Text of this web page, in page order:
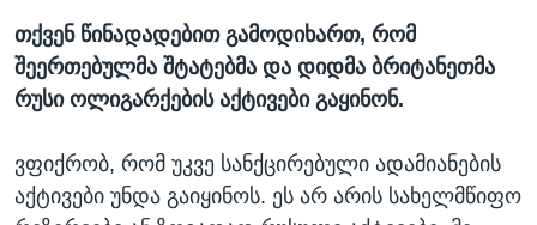
თქვენ წინადადებით გამოდიხართ, რომ
შეერთებულმა შტატებმა და დიდმა ბრიტანეთმა
რუსი ოლიგარქების აქტივები გაყინონ.
ვფიქრობ, რომ უკვე სანქცირებული ადამიანების
აქტივები უნდა გაიყინოს. ეს არ არის სახელმწიფო